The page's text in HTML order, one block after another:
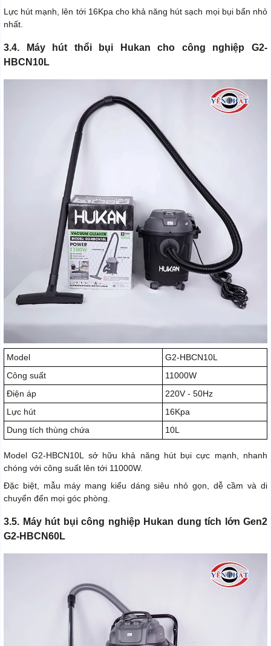
Lực hút mạnh, lên tới 16Kpa cho khả năng hút sạch mọi bụi bẩn nhỏ
nhất.
3.4. Máy hút thổi bụi Hukan cho công nghiệp G2-
HBCN10L
Model
G2-HBCN10L
Công suất
11000W
Điện áp
220V - 50Hz
Lực hút
16Kpa
Dung tích thùng chứa
10L
Model G2-HBCN10L sở hữu khả năng hút bụi cực mạnh, nhanh
chóng với công suất lên tới 11000W.
Đặc biệt, mẫu máy mang kiểu dáng siêu nhỏ gọn, dễ cầm và di
chuyển đến mọi góc phòng.
3.5. Máy hút bụi công nghiệp Hukan dung tích lớn Gen2
G2-HBCN60L